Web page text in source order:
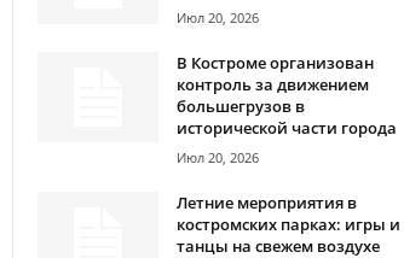
Июл 20, 2026
В Костроме организован
контроль за движением
большегрузов в
исторической части города
Июл 20, 2026
Летние мероприятия в
костромских парках: игры и
танцы на свежем воздухе